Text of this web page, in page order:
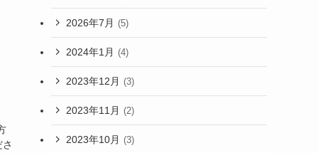
2026年7月 (5)
2024年1月 (4)
2023年12月 (3)
2023年11月 (2)
2023年10月 (3)